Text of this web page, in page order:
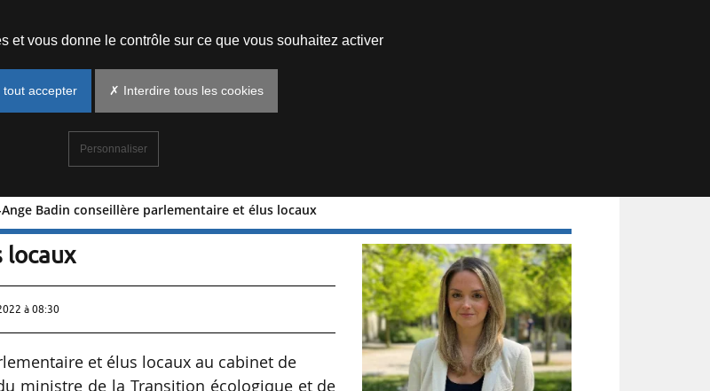
Badin conseillère parlementaire et élus locaux
: Marie-Ange Badin
locaux
à 08:30
et élus locaux au cabinet de
ministre de la Transition écologique et de
et vous donne le contrôle sur ce que vous souhaitez activer
accepter ✗ Interdire tous les cookies
Personnaliser